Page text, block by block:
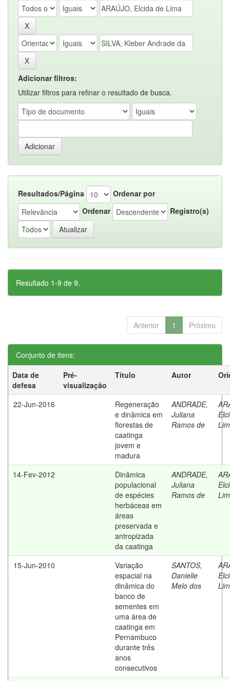
Adicionar filtros:
Utilizar filtros para refinar o resultado de busca.
Resultados/Página
Ordenar por
Ordenar
Registro(s)
Resultado 1-9 de 9.
Anterior 1 Próximo
Conjunto de itens:
Data de
defesa
Pré-
visualização
Título Autor
22-Jun-2016
Regeneração
e dinâmica em
florestas de
caatinga
jovem e
madura
ANDRADE,
Juliana
Ramos de
14-Fev-2012
Dinâmica
populacional
de espécies
herbáceas em
áreas
preservada e
antropizada
da caatinga
ANDRADE,
Juliana
Ramos de
15-Jun-2010
Variação
espacial na
dinâmica do
banco de
sementes em
uma área de
caatinga em
Pernambuco
durante três
anos
consecutivos
SANTOS,
Danielle
Melo dos